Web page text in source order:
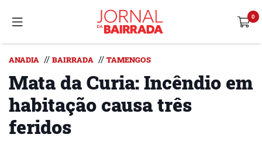
ANADIA // BAIRRADA // TAMENGOS
Mata da Curia: Incêndio em
habitação causa três
feridos